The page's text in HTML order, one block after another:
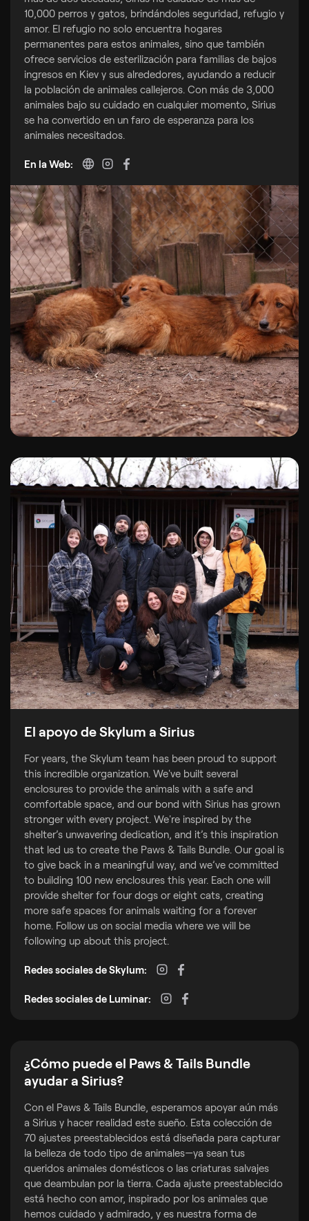
10,000 perros y gatos, brindándoles seguridad, refugio y
amor. El refugio no solo encuentra hogares
permanentes para estos animales, sino que también
ofrece servicios de esterilización para familias de bajos
ingresos en Kiev y sus alrededores, ayudando a reducir
la población de animales callejeros. Con más de 3,000
animales bajo su cuidado en cualquier momento, Sirius
se ha convertido en un faro de esperanza para los
animales necesitados.
En la Web:
El apoyo de Skylum a Sirius
For years, the Skylum team has been proud to support
this incredible organization. We've built several
enclosures to provide the animals with a safe and
comfortable space, and our bond with Sirius has grown
stronger with every project. We're inspired by the
shelter’s unwavering dedication, and it’s this inspiration
that led us to create the Paws & Tails Bundle. Our goal is
to give back in a meaningful way, and we’ve committed
to building 100 new enclosures this year. Each one will
provide shelter for four dogs or eight cats, creating
more safe spaces for animals waiting for a forever
home. Follow us on social media where we will be
following up about this project.
Redes sociales de Skylum:
Redes sociales de Luminar:
¿Cómo puede el Paws & Tails Bundle
ayudar a Sirius?
Con el Paws & Tails Bundle, esperamos apoyar aún más
a Sirius y hacer realidad este sueño. Esta colección de
70 ajustes preestablecidos está diseñada para capturar
la belleza de todo tipo de animales—ya sean tus
queridos animales domésticos o las criaturas salvajes
que deambulan por la tierra. Cada ajuste preestablecido
está hecho con amor, inspirado por los animales que
hemos cuidado y admirado, y es nuestra forma de